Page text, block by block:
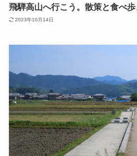
飛騨高山へ行こう。散策と食べ歩
2023年10月14日